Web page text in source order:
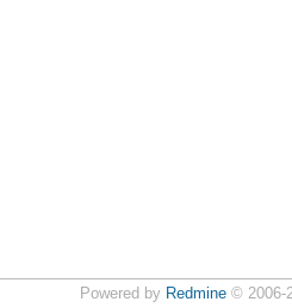
Powered by Redmine© 2006-